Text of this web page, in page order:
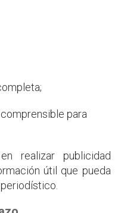
para
realizar publicidad
útil que pueda